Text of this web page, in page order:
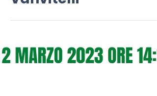
Internazionale L.
Vanvitelli